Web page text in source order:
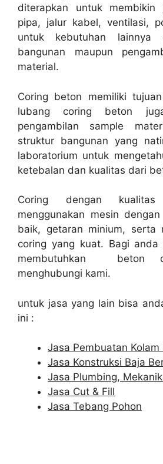
diterapkan untuk membikin
pipa, jalur kabel, ventilasi,
untuk kebutuhan lainnya
bangunan maupun
material.
Coring beton memiliki
lubang coring beton
pengambilan sample
struktur bangunan yang
laboratorium untuk
ketebalan dan kualitas dari
Coring dengan
menggunakan mesin
baik, getaran minium, serta
coring yang kuat. Bagi
membutuhkan beton
menghubungi kami.
untuk jasa yang lain bisa
ini :
Jasa Pembuatan Kolam
Jasa Konstruksi Baja
Jasa Plumbing,
Jasa Cut & Fill
Jasa Tebang Pohon